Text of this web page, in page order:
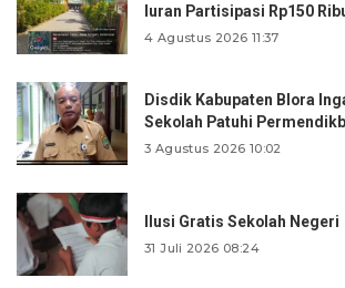
Iuran Partisipasi Rp150
4 Agustus 2026 11:37
Disdik Kabupaten Blora
Sekolah Patuhi
3 Agustus 2026 10:02
Ilusi Gratis Sekolah Negeri
31 Juli 2026 08:24